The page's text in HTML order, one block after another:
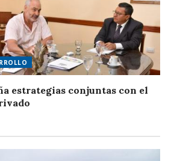
estrategias conjuntas con el